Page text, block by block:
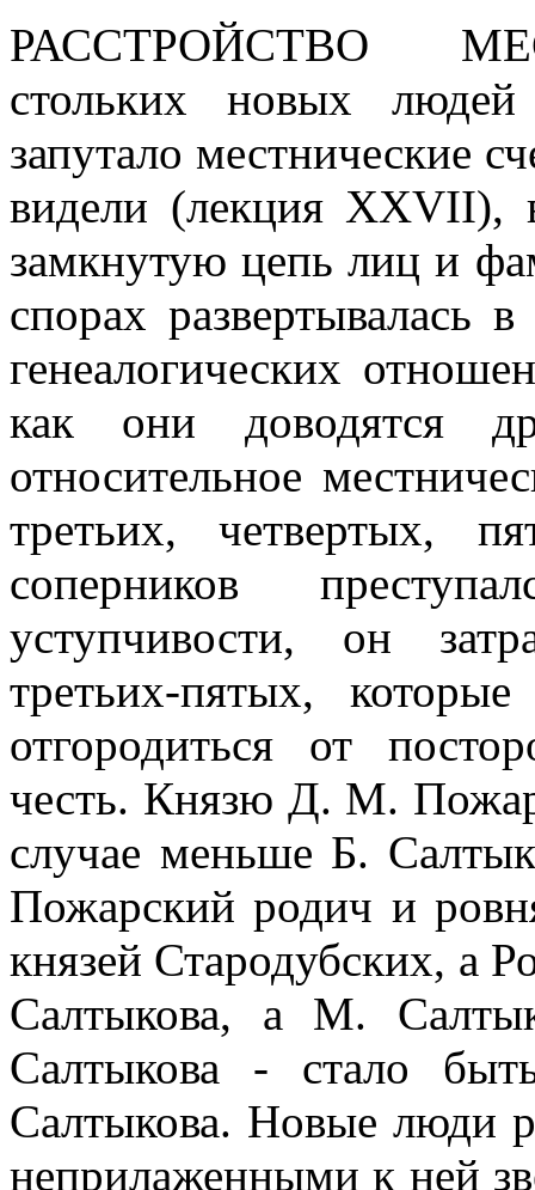
РАССТРОЙСТВО
стольких новых
запутало местнические
видели (лекция XXVII),
замкнутую цепь лиц и
спорах развертывалась
генеалогических
как они доводятся
относительное
третьих, четвертых,
соперников
уступчивости, он
третьих-пятых,
отгородиться от
честь. Князю Д. М.
случае меньше Б.
Пожарский родич и
князей Стародубских, а
Салтыкова, а М.
Салтыкова - стало
Салтыкова. Новые люди
неприлаженными к ней